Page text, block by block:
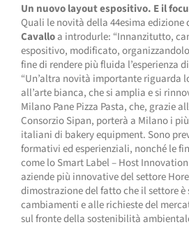
Un nuovo layout espositivo. E il
Quali le novità della 44esima edizione
Cavalloa introdurle: “Innanzitutto,
espositivo, modificato,
fine di rendere più fluida l’esperienza
“Un’altra novità importante riguarda
all’arte bianca, che si amplia e si
Milano Pane Pizza Pasta, che, grazie
Consorzio Sipan, porterà a Milano i
italiani di bakery equipment. Sono
formativi ed esperienziali, nonché le
come lo Smart Label – Host
aziende più innovative del settore
dimostrazione del fatto che il settore
cambiamenti e alle richieste del
sul fronte della sostenibilità